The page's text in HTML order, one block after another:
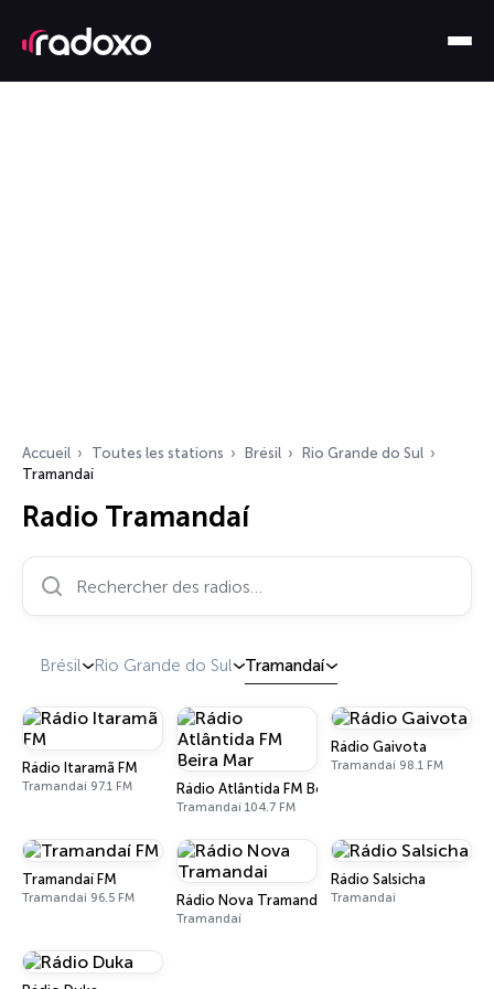
Accueil Toutes les stations Brésil
Rio Grande do Sul
Tramandaí
Radio Tramandaí
Brésil Rio Grande do Sul Tramandaí
Rádio Itaramã FM
Tramandaí 97.1 FM Rádio Atlântida FM Beira Mar
Tramandaí 104.7 FM
Rádio Gaivota
Tramandaí 98.1 FM
Tramandaí FM
Tramandaí 96.5 FM Rádio Nova Tramandai
Tramandaí
Rádio Salsicha
Tramandaí